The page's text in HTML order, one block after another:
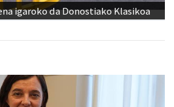
igaroko da Donostiako Klasikoa